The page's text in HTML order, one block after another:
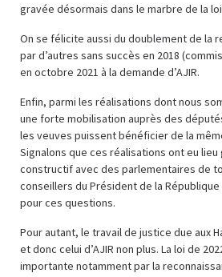
gravée désormais dans le marbre de la
On se félicite aussi du doublement de la
par d’autres sans succès en 2018
en octobre 2021 à la demande d’AJIR.
Enfin, parmi les réalisations dont nous
une forte mobilisation auprès des
les veuves puissent bénéficier de la
Signalons que ces réalisations ont eu lieu
constructif avec des parlementaires de
conseillers du Président de la
pour ces questions.
Pour autant, le travail de justice due aux
et donc celui d’AJIR non plus. La loi de
importante notamment par la